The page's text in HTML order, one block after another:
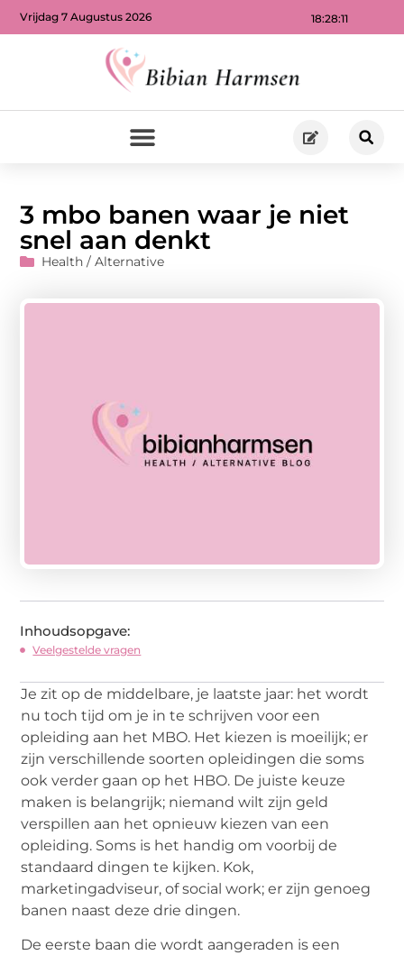
18:28:12
Vrijdag 7 Augustus 2026
3 mbo banen waar je niet
snel aan denkt
Health / Alternative
Inhoudsopgave:
Veelgestelde vragen
Je zit op de middelbare, je laatste jaar: het wordt
nu toch tijd om je in te schrijven voor een
opleiding aan het MBO. Het kiezen is moeilijk; er
zijn verschillende soorten opleidingen die soms
ook verder gaan op het HBO. De juiste keuze
maken is belangrijk; niemand wilt zijn geld
verspillen aan het opnieuw kiezen van een
opleiding. Soms is het handig om voorbij de
standaard dingen te kijken. Kok,
marketingadviseur, of social work; er zijn genoeg
banen naast deze drie dingen.
De eerste baan die wordt aangeraden is een